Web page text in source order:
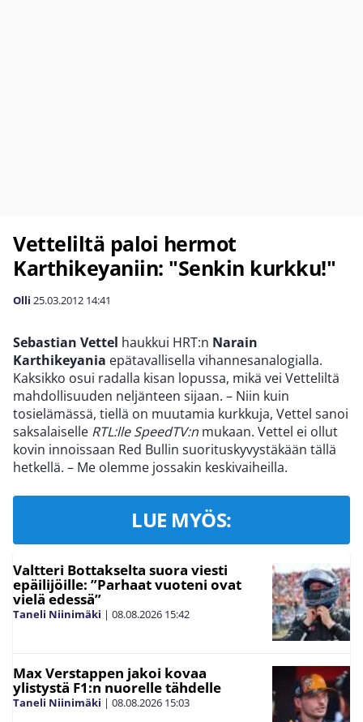
Vetteliltä paloi hermot
Karthikeyaniin: "Senkin kurkku!"
Olli 25.03.2012 14:41
Sebastian Vettel haukkui HRT:n Narain
Karthikeyania epätavallisella vihannesanalogialla.
Kaksikko osui radalla kisan lopussa, mikä vei Vetteliltä
mahdollisuuden neljänteen sijaan. – Niin kuin
tosielämässä, tiellä on muutamia kurkkuja, Vettel sanoi
saksalaiselle RTL:lle SpeedTV:n mukaan. Vettel ei ollut
kovin innoissaan Red Bullin suorituskyvystäkään tällä
hetkellä. – Me olemme jossakin keskivaiheilla.
LUE MYÖS:
Valtteri Bottakselta suora viesti
epäilijöille: ”Parhaat vuoteni ovat
vielä edessä”
Taneli Niinimäki | 08.08.2026 15:42
Max Verstappen jakoi kovaa
ylistystä F1:n nuorelle tähdelle
Taneli Niinimäki | 08.08.2026 15:03